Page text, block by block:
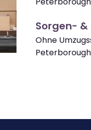
Sorgen-
Ohne